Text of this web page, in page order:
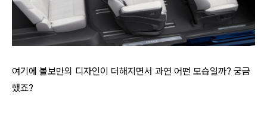
여기에 볼보만의 디자인이 더해지면서 과연 어떤 모습일까? 궁금
했죠?